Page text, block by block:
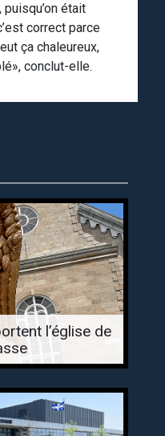
était
correct parce
ça chaleureux,
conclut-elle.
l’église de